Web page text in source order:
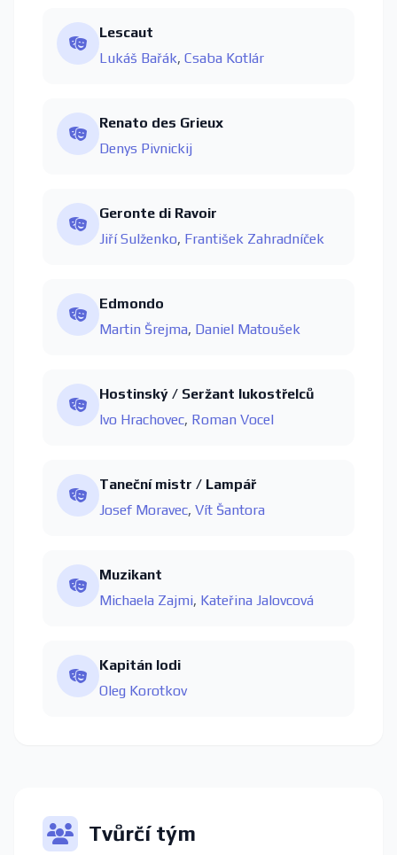
Lescaut
Lukáš Bařák, Csaba Kotlár
Renato des Grieux
Denys Pivnickij
Geronte di Ravoir
Jiří Sulženko, František Zahradníček
Edmondo
Martin Šrejma, Daniel Matoušek
Hostinský / Seržant lukostřelců
Ivo Hrachovec, Roman Vocel
Taneční mistr / Lampář
Josef Moravec, Vít Šantora
Muzikant
Michaela Zajmi, Kateřina Jalovcová
Kapitán lodi
Oleg Korotkov
Tvůrčí tým